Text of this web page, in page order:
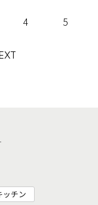
4 5
ッチン